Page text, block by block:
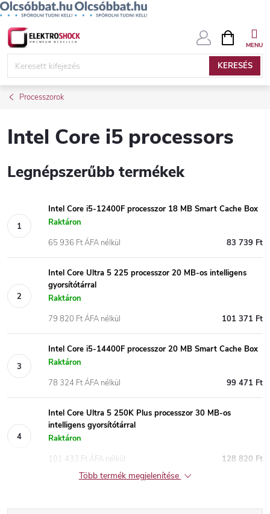
Ugrás
KERESÉS
KOSÁR
Processzorok
Intel Core i5 processors
Legnépszerűbb termékek
Intel Core i5-12400F processzor 18 MB Smart Cache Box
Raktáron
83 739 Ft
65 936 Ft ÁFA nélkül
Intel Core Ultra 5 225 processzor 20 MB-os intelligens
gyorsítótárral
Raktáron
101 371 Ft
79 820 Ft ÁFA nélkül
Intel Core i5-14400F processzor 20 MB Smart Cache Box
Raktáron
99 471 Ft
78 324 Ft ÁFA nélkül
Intel Core Ultra 5 250K Plus processzor 30 MB-os
intelligens gyorsítótárral
Raktáron
128 820 Ft
101 433 Ft ÁFA nélkül
Több termék megjelenítése